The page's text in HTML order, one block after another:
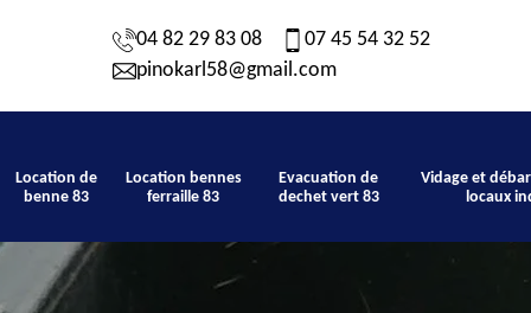
04 82 29 83 08
07 45 54 32 52
pinokarl58@gmail.com
Location de
benne 83
Location bennes
ferraille 83
Evacuation de
dechet vert 83
Vidage et
locaux